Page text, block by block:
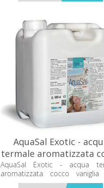
AquaSal Exotic -
termale aromatizzata
vaniglia 5 lt
AquaSal Exotic - acqua
aromatizzata cocco
71705001